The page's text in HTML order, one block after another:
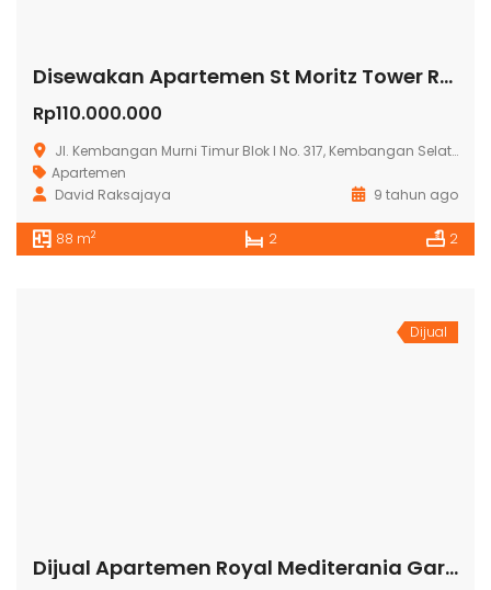
Disewakan Apartemen St Moritz Tower Royal
Rp110.000.000
Jl. Kembangan Murni Timur Blok l No. 317, Kembangan Selatan, Kembangan, RT.3/RW.2, Kembangan Sel., Kembangan, Kota Jakarta Barat, Daerah Khusus Ibukota Jakarta 11610, Indonesia
Apartemen
David Raksajaya
9 tahun ago
88 m2 2 2
Dijual
Dijual Apartemen Royal Mediterania Garden Tanjung Duren Rp3.500